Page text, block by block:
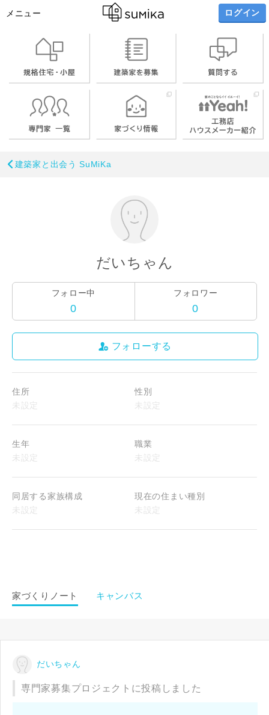
メニュー ログイン
建築家と出会う SuMiKa
だいちゃん
フォロー中
0
フォロワー
0
フォローする
住所 性別
生年 職業
同居する家族構成 現在の住まい種別
家づくりノート キャンバス
だいちゃん
専門家募集プロジェクトに投稿しました
閉じる
閉じる
閉じる